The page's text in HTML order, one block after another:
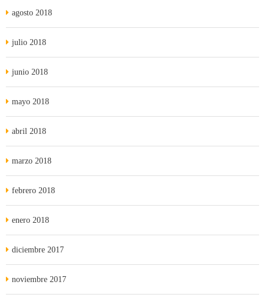
agosto 2018
julio 2018
junio 2018
mayo 2018
abril 2018
marzo 2018
febrero 2018
enero 2018
diciembre 2017
noviembre 2017